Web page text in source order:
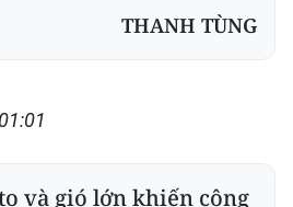
THANH TÙNG
và gió lớn khiến công